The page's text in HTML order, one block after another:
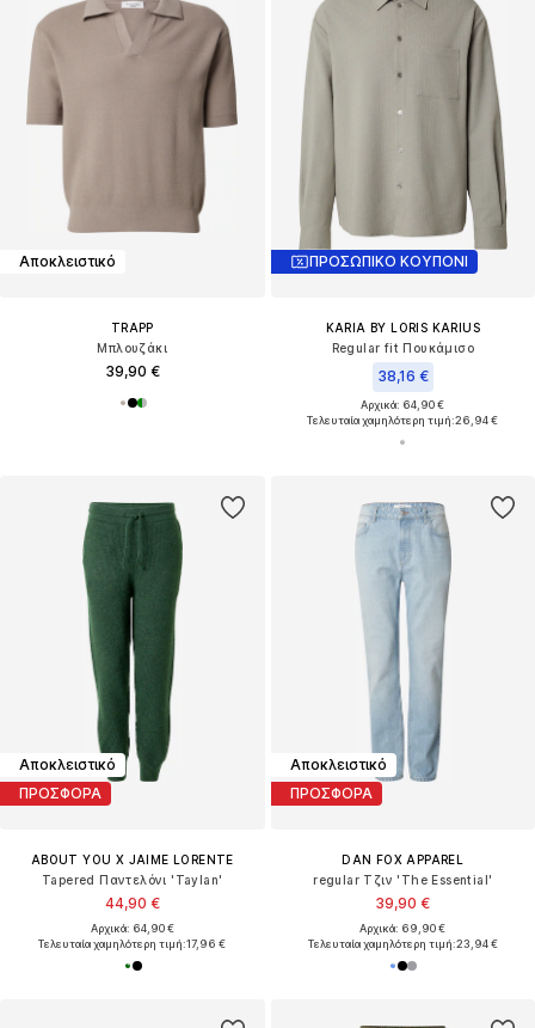
Αποκλειστικό
TRAPP
Μπλουζάκι
39,90 €
ΠΡΟΣΩΠΙΚΟ ΚΟΥΠΟΝΙ
KARIA BY LORIS KARIUS
Regular fit Πουκάμισο
38,16 €
Αρχικά: 64,90 €
Τελευταία χαμηλότερη τιμή:26,94 €
Αποκλειστικό
ΠΡΟΣΦΟΡΑ
ABOUT YOU X JAIME LORENTE
Tapered Παντελόνι 'Taylan'
44,90 €
Αρχικά: 64,90 €
Τελευταία χαμηλότερη τιμή:17,96 €
Αποκλειστικό
ΠΡΟΣΦΟΡΑ
DAN FOX APPAREL
regular Τζιν 'The Essential'
39,90 €
Αρχικά: 69,90 €
Τελευταία χαμηλότερη τιμή:23,94 €